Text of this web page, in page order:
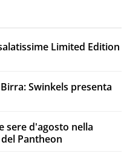
Limited Edition
Swinkels presenta
sere d'agosto nella
Pantheon